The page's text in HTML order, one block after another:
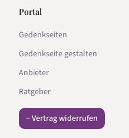
Portal
Gedenkseiten
Gedenkseite gestalten
Anbieter
Ratgeber
− Vertrag widerrufen